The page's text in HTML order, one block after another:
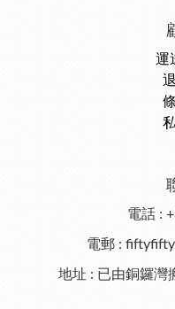
運
電話 :
電郵 :
地址 : 已由銅鑼灣